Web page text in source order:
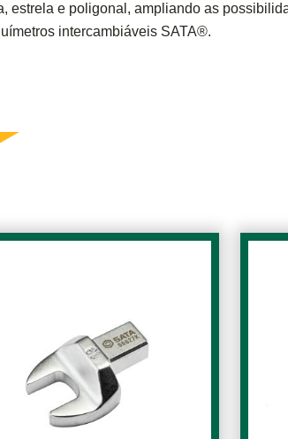
estrela e poligonal, ampliando as
intercambiáveis SATA®.